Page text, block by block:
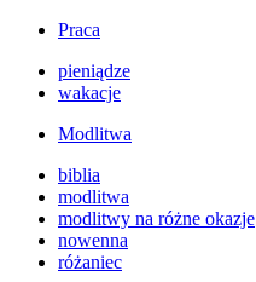
Praca
pieniądze
wakacje
Modlitwa
biblia
modlitwa
modlitwy na różne okazje
nowenna
różaniec